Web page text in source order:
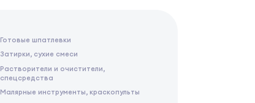
Готовые шпатлевки
Затирки, сухие смеси
Растворители и очистители,
спецсредства
Малярные инструменты, краскопульты